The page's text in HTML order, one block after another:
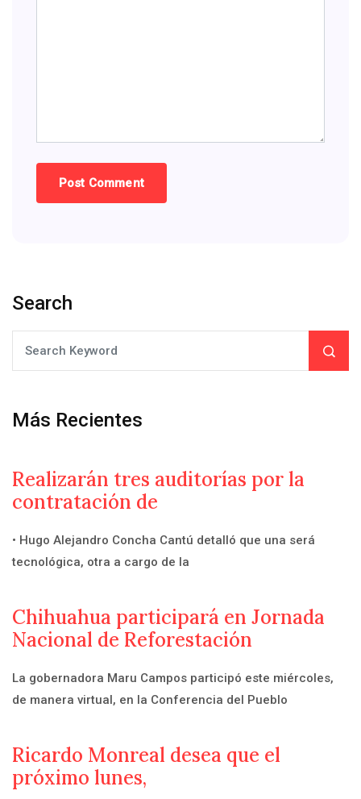
Search
Más Recientes
Realizarán tres auditorías por la
contratación de
• Hugo Alejandro Concha Cantú detalló que una será
tecnológica, otra a cargo de la
Chihuahua participará en Jornada
Nacional de Reforestación
La gobernadora Maru Campos participó este miércoles,
de manera virtual, en la Conferencia del Pueblo
Ricardo Monreal desea que el
próximo lunes,